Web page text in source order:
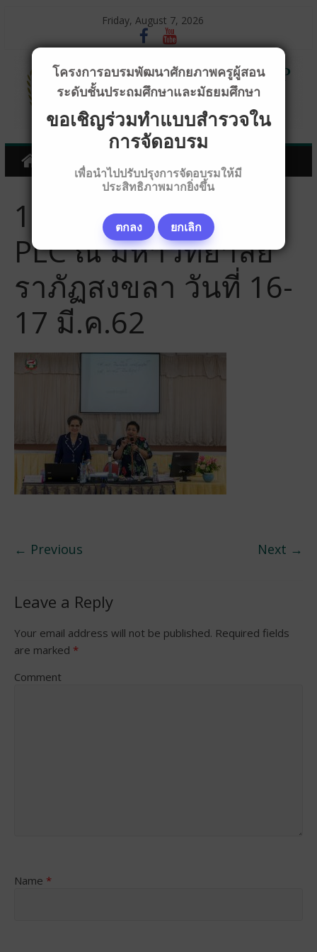
Friday, August 7, 2026
13_Co-5STEP ผ่าน
PLC ณ มหาวิทยาลัย
ราภัฏสงขลา วันที่ 16-
17 มี.ค.62
← Previous Next →
Leave a Reply
Your email address will not be published. Required fields
are marked *
Comment
Name *
โครงการอบรมพัฒนาศักยภาพครูผู้สอน
ระดับชั้นประถมศึกษาและมัธยมศึกษา
ขอเชิญร่วมทำแบบสำรวจใน
การจัดอบรม
เพื่อนำไปปรับปรุงการจัดอบรมให้มี
ประสิทธิภาพมากยิ่งขึ้น
ตกลง ยกเลิก